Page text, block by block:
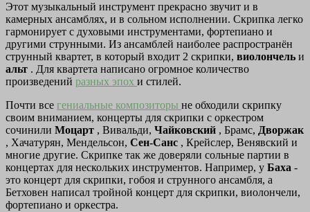
Этот музыкальный инструмент прекрасно звучит и в
камерных ансамблях, и в сольном исполнении. Скрипка легко
гармонирует с духовыми инструментами, фортепиано и
другими струнными. Из ансамблей наиболее распространён
струнный квартет, в который входит 2 скрипки, виолончель и
альт . Для квартета написано огромное количество
произведений разных эпох и стилей.
Почти все гениальные композиторы не обходили скрипку
своим вниманием, концерты для скрипки с оркестром
сочинили Моцарт , Вивальди, Чайковский , Брамс, Дворжак
, Хачатурян, Мендельсон, Сен-Санс , Крейслер, Венявский и
многие другие. Скрипке так же доверяли сольные партии в
концертах для нескольких инструментов. Например, у Баха -
это концерт для скрипки, гобоя и струнного ансамбля, а
Бетховен написал тройной концерт для скрипки, виолончели,
фортепиано и оркестра.